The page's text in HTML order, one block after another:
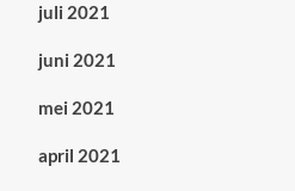
juli 2021
juni 2021
mei 2021
april 2021